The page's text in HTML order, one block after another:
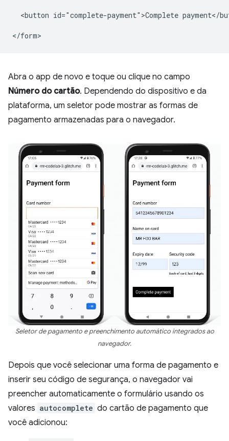
<button id="complete-payment">Complete payment</
Abra o app de novo e toque ou clique no campo
Número do cartão. Dependendo do dispositivo e da
plataforma, um seletor pode mostrar as formas de
pagamento armazenadas para o navegador.
Seletor de pagamento e preenchimento automático integrados ao
navegador.
Depois que você selecionar uma forma de pagamento e
inserir seu código de segurança, o navegador vai
preencher automaticamente o formulário usando os
valores autocomplete do cartão de pagamento que
você adicionou: